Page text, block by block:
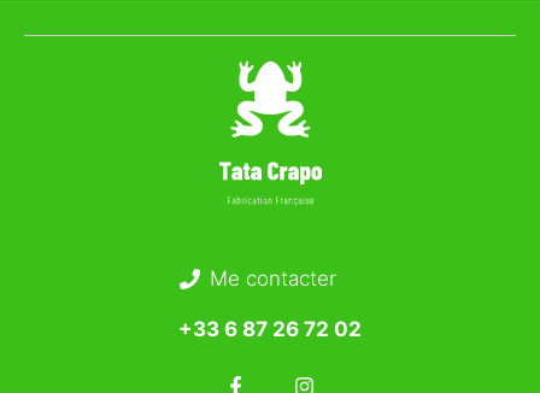
Me contacter
+33 6 87 26 72 02